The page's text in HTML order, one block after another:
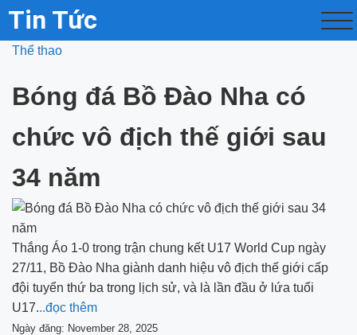
Tin Tức
Thể thao
Bóng đá Bồ Đào Nha có
chức vô địch thế giới sau
34 năm
Thắng Áo 1-0 trong trận chung kết U17 World Cup ngày
27/11, Bồ Đào Nha giành danh hiệu vô địch thế giới cấp
đội tuyển thứ ba trong lịch sử, và là lần đầu ở lứa tuổi
U17...đọc thêm
Ngày đăng: November 28, 2025